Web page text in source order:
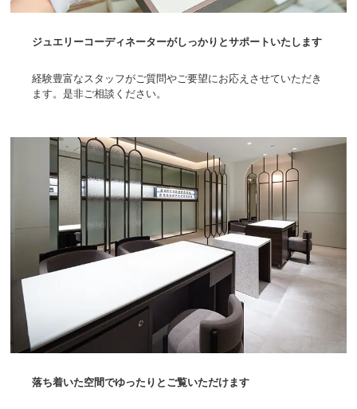
ジュエリーコーディネーターがしっかりとサポートいたします
経験豊富なスタッフがご質問やご要望にお応えさせていただき
ます。是非ご相談ください。
落ち着いた空間でゆったりとご覧いただけます